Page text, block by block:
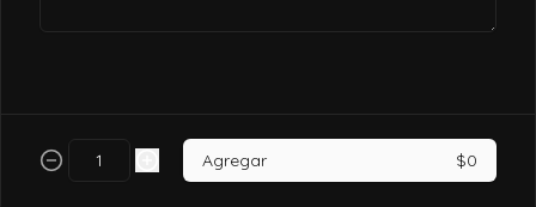
$6.990
Agregar $0